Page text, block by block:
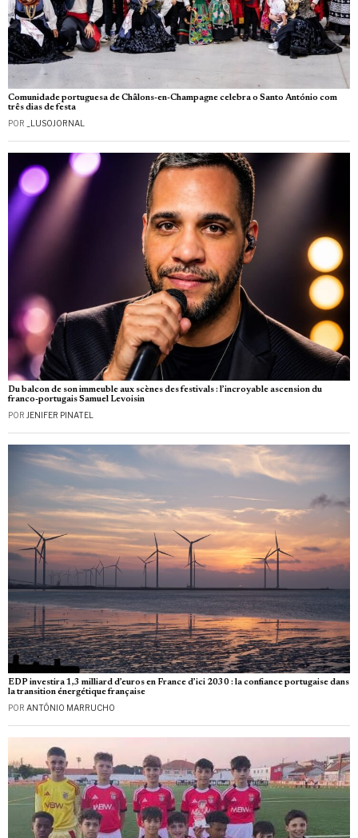
Comunidade portuguesa de Châlons-en-Champagne celebra o Santo António com
três dias de festa
POR _LUSOJORNAL
Du balcon de son immeuble aux scènes des festivals : l’incroyable ascension du
franco-portugais Samuel Levoisin
POR JENIFER PINATEL
EDP investira 1,3 milliard d’euros en France d’ici 2030 : la confiance portugaise dans
la transition énergétique française
POR ANTÓNIO MARRUCHO